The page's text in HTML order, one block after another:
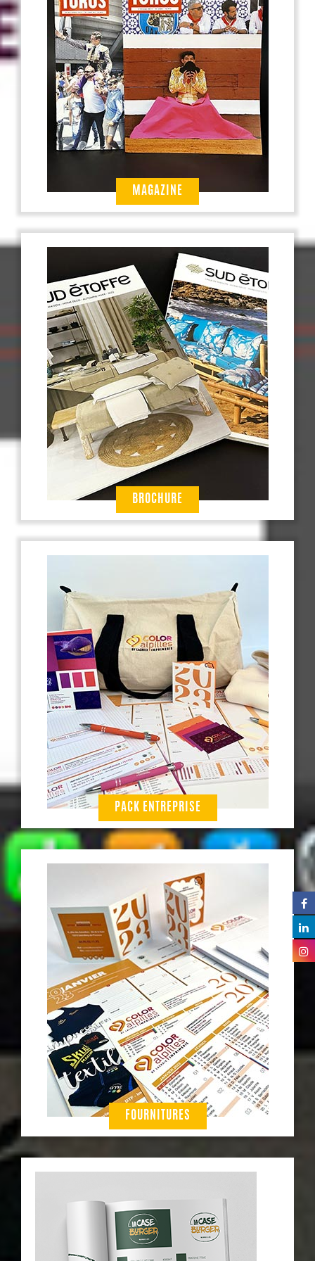
MAGAZINE
BROCHURE
PACK ENTREPRISE
FOURNITURES